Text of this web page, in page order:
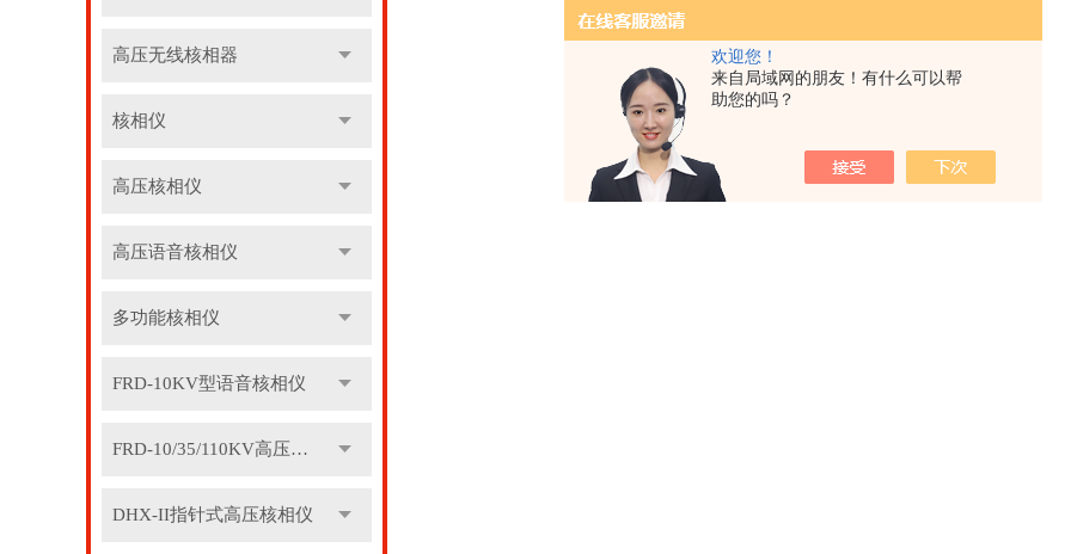
欢迎您！
来自局域网的朋友！有什么可以帮
助您的吗？
高压无线核相器
核相仪
高压核相仪
高压语音核相仪
多功能核相仪
FRD-10KV型语音核相仪
FRD-10/35/110KV高压语音核相器
DHX-II指针式高压核相仪